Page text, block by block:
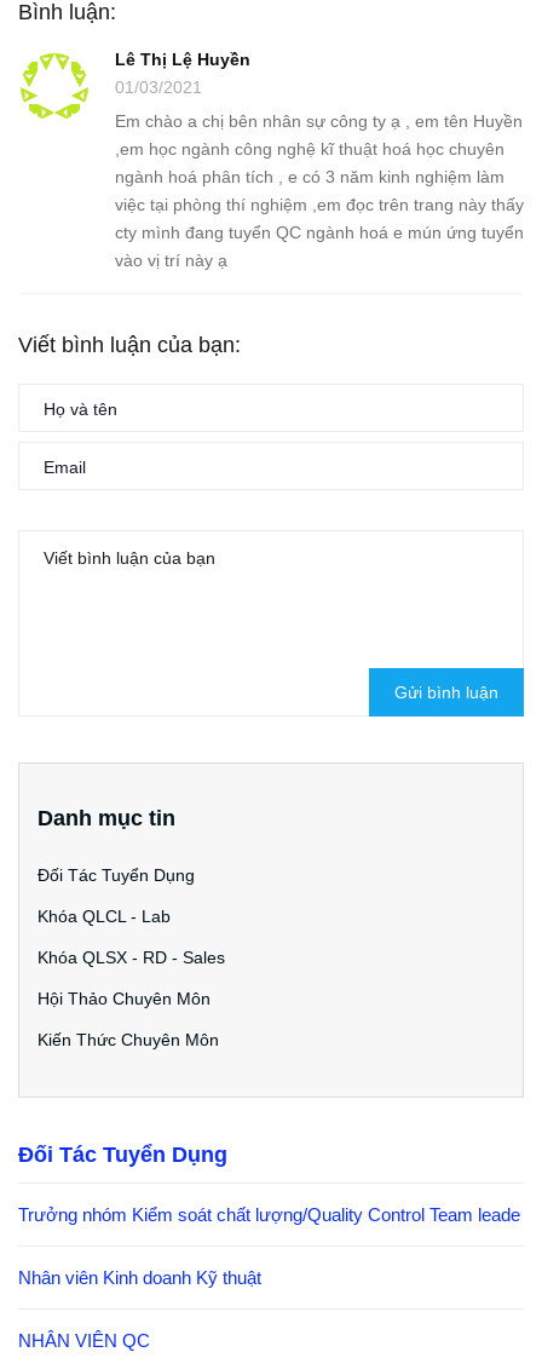
Bình luận:
Lê Thị Lệ Huyền
01/03/2021
Em chào a chị bên nhân sự công ty ạ , em tên Huyền
,em học ngành công nghệ kĩ thuật hoá học chuyên
ngành hoá phân tích , e có 3 năm kinh nghiệm làm
việc tại phòng thí nghiệm ,em đọc trên trang này thấy
cty mình đang tuyển QC ngành hoá e mún ứng tuyển
vào vị trí này ạ
Viết bình luận của bạn:
Gửi bình luận
Danh mục tin
Đối Tác Tuyển Dụng
Khóa QLCL - Lab
Khóa QLSX - RD - Sales
Hội Thảo Chuyên Môn
Kiến Thức Chuyên Môn
Đối Tác Tuyển Dụng
Trưởng nhóm Kiểm soát chất lượng/Quality Control Team leade
Nhân viên Kinh doanh Kỹ thuật
NHÂN VIÊN QC